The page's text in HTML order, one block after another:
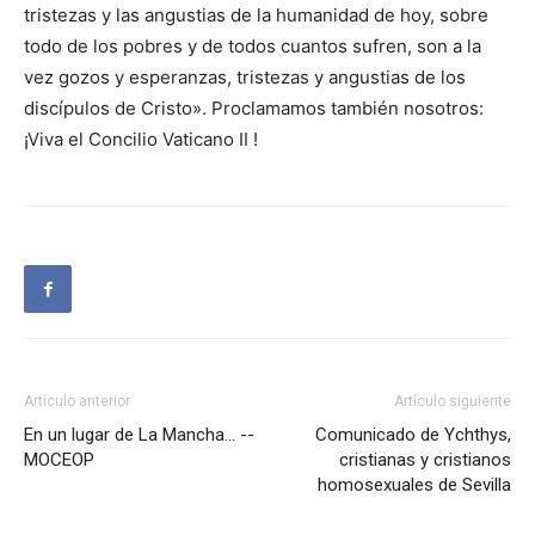
tristezas y las angustias de la humanidad de hoy, sobre
todo de los pobres y de todos cuantos sufren, son a la
vez gozos y esperanzas, tristezas y angustias de los
discípulos de Cristo». Proclamamos también nosotros:
¡Viva el Concilio Vaticano II !
Artículo anterior
En un lugar de La Mancha… --
MOCEOP
Artículo siguiente
Comunicado de Ychthys,
cristianas y cristianos
homosexuales de Sevilla